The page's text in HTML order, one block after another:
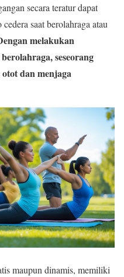
secara teratur dapat
saat berolahraga atau
melakukan
seseorang
dan menjaga
maupun dinamis, memiliki